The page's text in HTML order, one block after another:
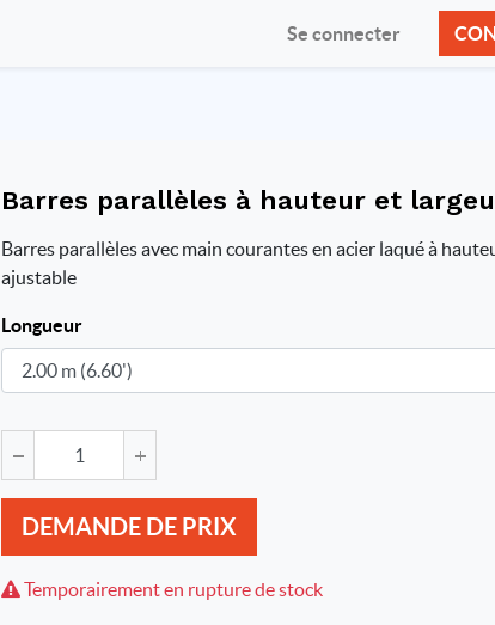
Se connecter
Barres parallèles à hauteur et
Barres parallèles avec main courantes en acier laqué à
ajustable
Longueur
DEMANDE DE PRIX
Temporairement en rupture de stock